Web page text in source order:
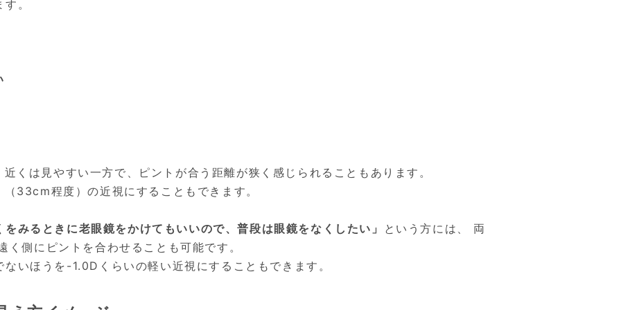
。
くは見やすい一方で、ピントが合う距離が狭く感じられることもあります。
33cm程度）の近視にすることもできます。
みるときに老眼鏡をかけてもいいので、普段は眼鏡をなくしたい」
という方には、 両
側にピントを合わせることも可能です。
いほうを-1.0Dくらいの軽い近視にすることもできます。